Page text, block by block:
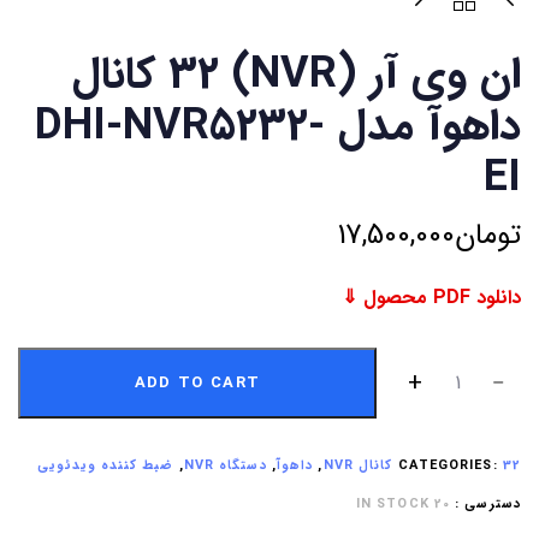
ان وی آر (NVR) 32 کانال
داهوآ مدل DHI-NVR5232-
EI
تومان17,500,000
دانلود PDF محصول ⇓
ADD TO CART
CATEGORIES: 32 کانال NVR , داهوآ, دستگاه NVR , ضبط کننده ویدئویی
دسترسی : 20 IN STOCK